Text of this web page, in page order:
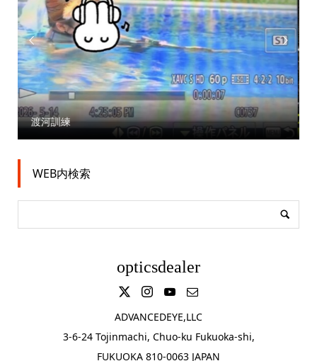

thank you golden gun

WEB内検索
opticsdealer
ADVANCEDEYE,LLC
3-6-24 Tojinmachi, Chuo-ku Fukuoka-shi,
FUKUOKA 810-0063 JAPAN